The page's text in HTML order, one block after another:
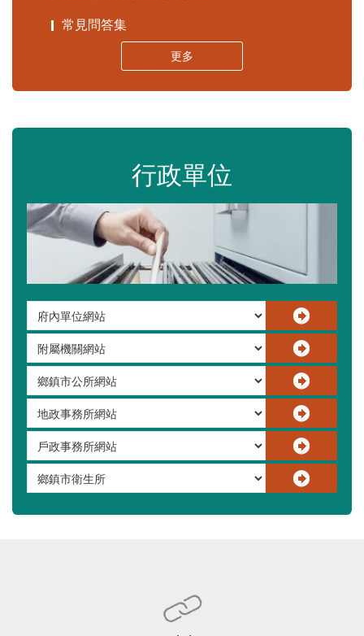
常見問答集
更多
行政單位